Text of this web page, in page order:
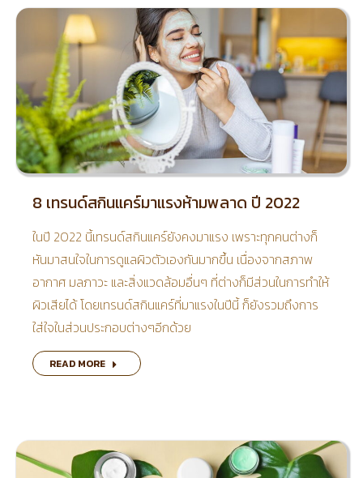
8 เทรนด์สกินแคร์มาแรงห้ามพลาด ปี 2022
ในปี 2022 นี้เทรนด์สกินแคร์ยังคงมาแรง เพราะทุกคนต่างก็
หันมาสนใจในการดูแลผิวตัวเองกันมากขึ้น เนื่องจากสภาพ
อากาศ มลภาวะ และสิ่งแวดล้อมอื่นๆ ที่ต่างก็มีส่วนในการทำให้
ผิวเสียได้ โดยเทรนด์สกินแคร์ที่มาแรงในปีนี้ ก็ยังรวมถึงการ
ใส่ใจในส่วนประกอบต่างๆอีกด้วย
READ MORE